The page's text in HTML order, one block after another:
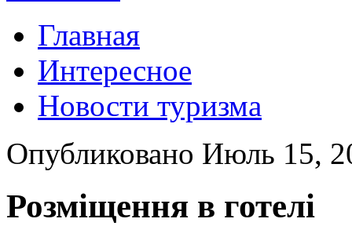
Главная
Интересное
Новости туризма
Опубликовано Июль 15,
Розміщення в готелі